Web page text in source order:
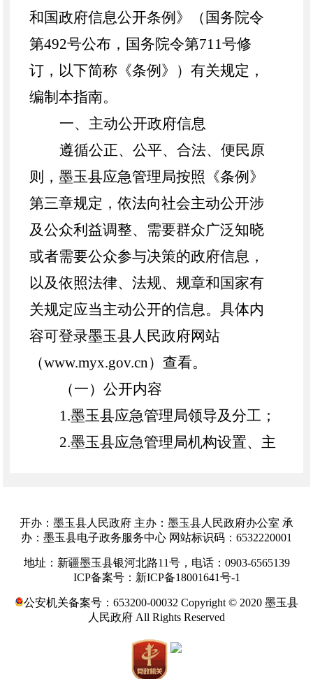
和国政府信息公开条例》（国务院令
第492号公布，国务院令第711号修
订，以下简称《条例》）有关规定，
编制本指南。
一、主动公开政府信息
遵循公正、公平、合法、便民原
则，墨玉县应急管理局按照《条例》
第三章规定，依法向社会主动公开涉
及公众利益调整、需要群众广泛知晓
或者需要公众参与决策的政府信息，
以及依照法律、法规、规章和国家有
关规定应当主动公开的信息。具体内
容可登录墨玉县人民政府网站
（www.myx.gov.cn）查看。
（一）公开内容
1.墨玉县应急管理局领导及分工；
2.墨玉县应急管理局机构设置、主
策性文件；
4.行政许可、行政处罚、行政强制
和其他对外管理服务等；
5.其他需要公开的政府信息。
二）公开渠道
墨玉
县人民政府网站
开办：墨玉县人民政府 主办：墨玉县人民政府办公室 承
办：墨玉县电子政务服务中心 网站标识码：6532220001
地址：新疆墨玉县银河北路11号，电话：0903-6565139
ICP备案号：新ICP备18001641号-1
公安机关备案号：653200-00032 Copyright © 2020 墨玉县
人民政府 All Rights Reserved